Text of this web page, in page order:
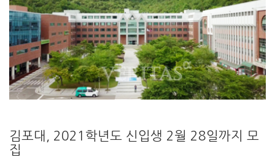
김포대, 2021학년도 신입생 2월 28일까지 모
집